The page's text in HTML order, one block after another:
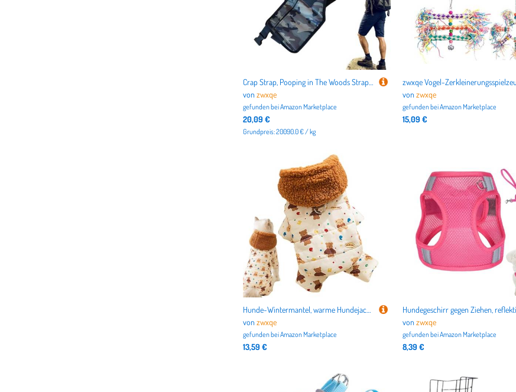
Crap Strap, Pooping in The Woods Strap, Portable Crapstrap, Outdoor Toilet Solution, Hunting Toilet Strap, Hiking Toilet Strap, Pooping Strap for Outdoors, Outdoor Toilet Accessory, Woods Pooping
vonzwxqe
gefunden beiAmazon Marketplace
20,09 €
Grundpreis: 20090.0 € / kg
vonzwxqe
gefunden beiAmazon Marketplace
15,09 €
Hunde-Wintermantel, warme Hundejacke, Hundemantel mit Kapuze, Welpenwinterpullover, kleine Hundekleidung, niedlicher Hundemantel mit Kapuze, Hundejacke mit Traktionsschnalle, warmer Katzenmantel mit
vonzwxqe
gefunden beiAmazon Marketplace
13,59 €
vonzwxqe
gefunden beiAmazon Marketplace
8,39 €